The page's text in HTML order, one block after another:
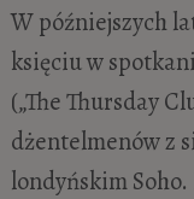
W późniejszych
księciu w
(„The Thursday
dżentelmenów z
londyńskim